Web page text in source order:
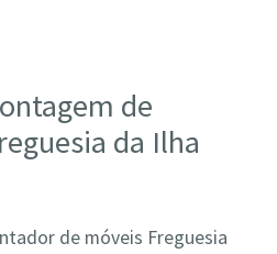
de
da Ilha
de móveis Freguesia